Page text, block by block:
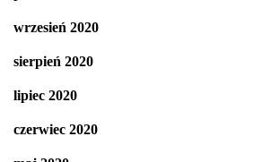
wrzesień 2020
sierpień 2020
lipiec 2020
czerwiec 2020